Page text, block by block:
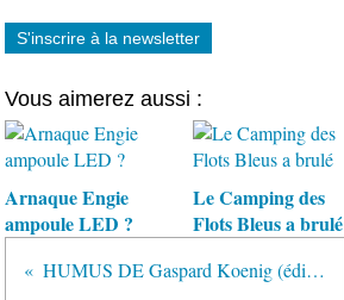
S'inscrire à la newsletter
Vous aimerez aussi :
Arnaque Engie
ampoule LED ?
Le Camping des
Flots Bleus a brulé
HUMUS DE Gaspard Koenig (éditions de l'observatoire)